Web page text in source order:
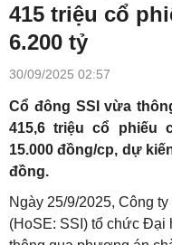
415 triệu cổ
6.200 tỷ
30/09/2025 02:57
Cổ đông SSI vừa
415,6 triệu cổ phiếu
15.000 đồng/cp, dự
đồng.
Ngày 25/9/2025, Công
(HoSE: SSI) tổ chức Đại